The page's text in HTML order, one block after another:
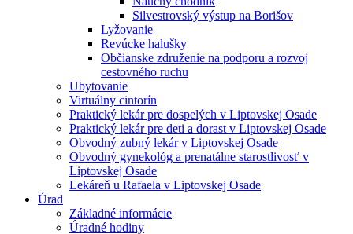
Silvestrovský výstup na Borišov
Lyžovanie
Revúcke halušky
Občianske združenie na podporu a rozvoj
cestovného ruchu
Ubytovanie
Virtuálny cintorín
Praktický lekár pre dospelých v Liptovskej Osade
Praktický lekár pre deti a dorast v Liptovskej Osade
Obvodný zubný lekár v Liptovskej Osade
Obvodný gynekológ a prenatálne starostlivosť v
Liptovskej Osade
Lekáreň u Rafaela v Liptovskej Osade
Úrad
Základné informácie
Úradné hodiny